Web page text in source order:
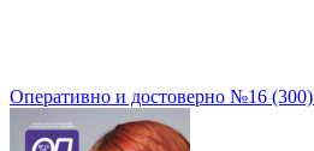
Оперативно и достоверно №16 (300)